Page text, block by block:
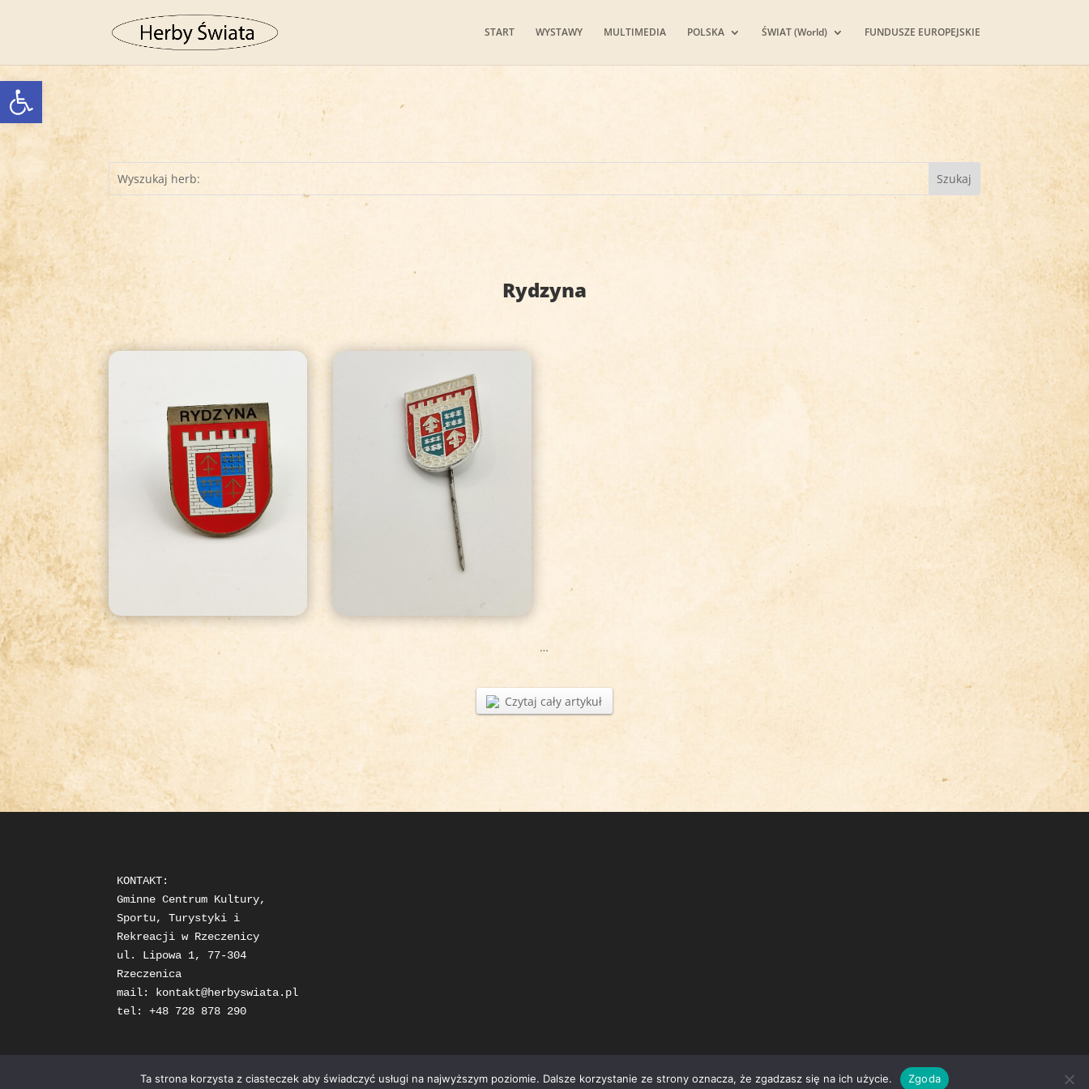
Otwórz pasek narzędzi
START WYSTAWY MULTIMEDIA POLSKA ŚWIAT (World) FUNDUSZE EUROPEJSKIE
Rydzyna
…
Czytaj cały artykuł
KONTAKT:
Gminne Centrum Kultury,
Sportu, Turystyki i
Rekreacji w Rzeczenicy
ul. Lipowa 1, 77-304
Rzeczenica
mail: kontakt@herbyswiata.pl
tel: +48 728 878 290
Ta strona korzysta z ciasteczek aby świadczyć usługi na najwyższym poziomie. Dalsze korzystanie ze strony oznacza, że zgadzasz się na ich użycie. Zgoda